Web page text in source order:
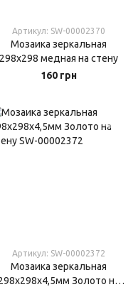
Артикул: SW-00002370
Мозаика зеркальная
298х298 медная на стену
160 грн
Артикул: SW-00002372
Мозаика зеркальная
Золото на